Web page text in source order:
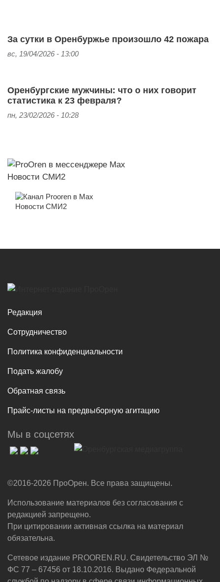
За сутки в Оренбуржье произошло 42 пожара
вс, 19/04/2026 - 13:00
Оренбургские мужчины: что о них говорит
статистика к 23 февраля?
пн, 23/02/2026 - 10:28
Новости СМИ2
Новости СМИ2
Редакция
Сотрудничество
Политика конфиденциальности
Подать жалобу
Обратная связь
Прайс-листы на предвыборную агитацию
Мы в соцсетях
©2016-2026 ПроОрен. Все права защищены.
Использование материалов без согласования с
редакцией запрещено.
При цитировании активная ссылка на материал
обязательна.
Сетевое издание PROOREN.RU. Свидетельство ЭЛ №
ФС 77 – 67456 от 18.10.2016. Выдано Федеральной